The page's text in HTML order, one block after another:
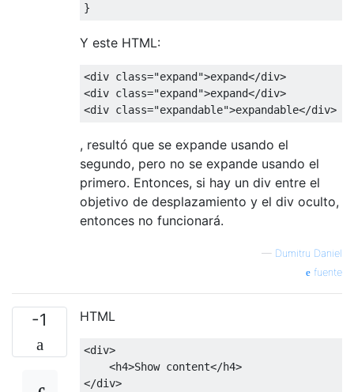
}
Y este HTML:
<div class="expand">expand</div>
<div class="expand">expand</div>
<div class="expandable">expandable</div>
, resultó que se expande usando el
segundo, pero no se expande usando el
primero. Entonces, si hay un div entre el
objetivo de desplazamiento y el div oculto,
entonces no funcionará.
— Dumitru Daniel
fuente
-1 HTML
<div>
<h4>Show content</h4>
</div>